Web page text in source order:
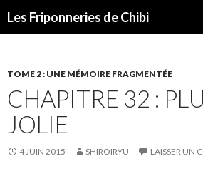
Les Friponneries de Chibi
TOME 2 : UNE MÉMOIRE FRAGMENTÉE
CHAPITRE 32 :
JOLIE
4 JUIN 2015 SHIROIRYU LAISSER UN